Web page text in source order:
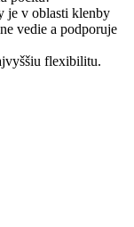
je v oblasti klenby
vedie a podporuje
flexibilitu.